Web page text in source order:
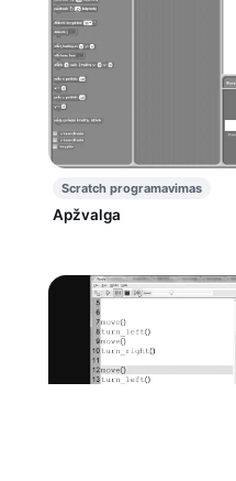
Scratch programavimas
Apžvalga